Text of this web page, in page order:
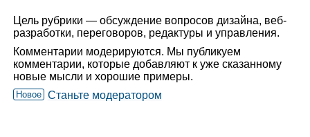
Цель рубрики — обсуждение вопросов дизайна, веб-
разработки, переговоров, редактуры и управления.
Комментарии модерируются. Мы публикуем
комментарии, которые добавляют к уже сказанному
новые мысли и хорошие примеры.
Новое Станьте модератором